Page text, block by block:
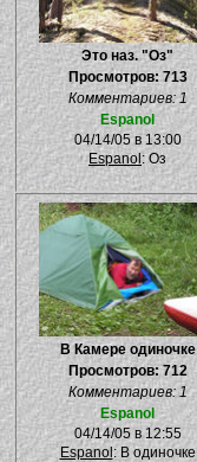
Это наз. "Оз"
Просмотров: 713
Комментариев: 1
Espanol
04/14/05 в 13:00
Espanol : Оз
В Камере одиночке
Просмотров: 712
Комментариев: 1
Espanol
04/14/05 в 12:55
Espanol: В одиночке